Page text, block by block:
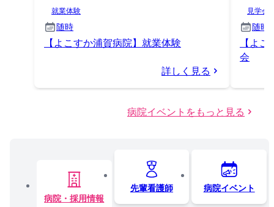
就業体験
随時
【よこすか浦賀病院】就業体験
詳しく見る
見学会
随時
【よ
会
病院イベントをもっと見る
病院・採用情報
先輩看護師 病院イベント